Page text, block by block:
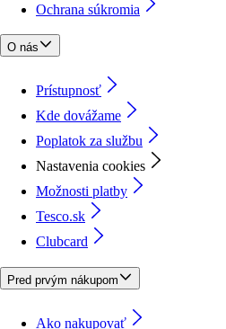
Ochrana súkromia
O nás
Prístupnosť
Kde dovážame
Poplatok za službu
Nastavenia cookies
Možnosti platby
Tesco.sk
Clubcard
Pred prvým nákupom
Ako nakupovať